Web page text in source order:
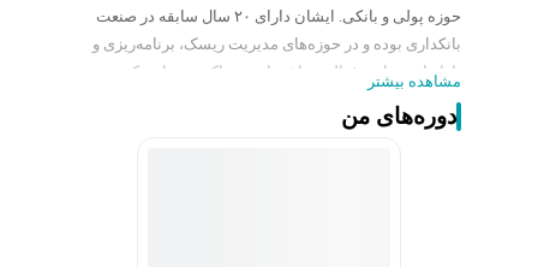
حوزه پولی و بانکی. ایشان دارای ۲۰ سال سابقه در صنعت
بانکداری بوده و در حوزه‌های مدیریت ریسک، برنامه‎‌ریزی و
بازاریابی سابقه فعالیت داشته‌اند. هم اکنون معاون کسب و
کارهای خرد و متوسط در بلوبانک بوده و عضو هیئت مدیره
چند فین تک می باشند.
مشاهده بیشتر
دوره‌های من